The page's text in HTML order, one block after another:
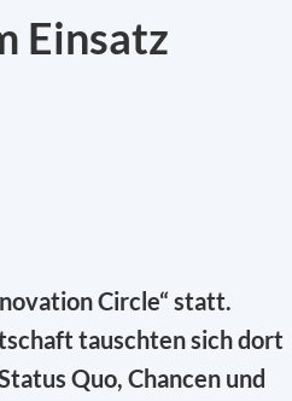
Einsatz
Circle“ statt.
tauschten sich dort
Quo, Chancen und